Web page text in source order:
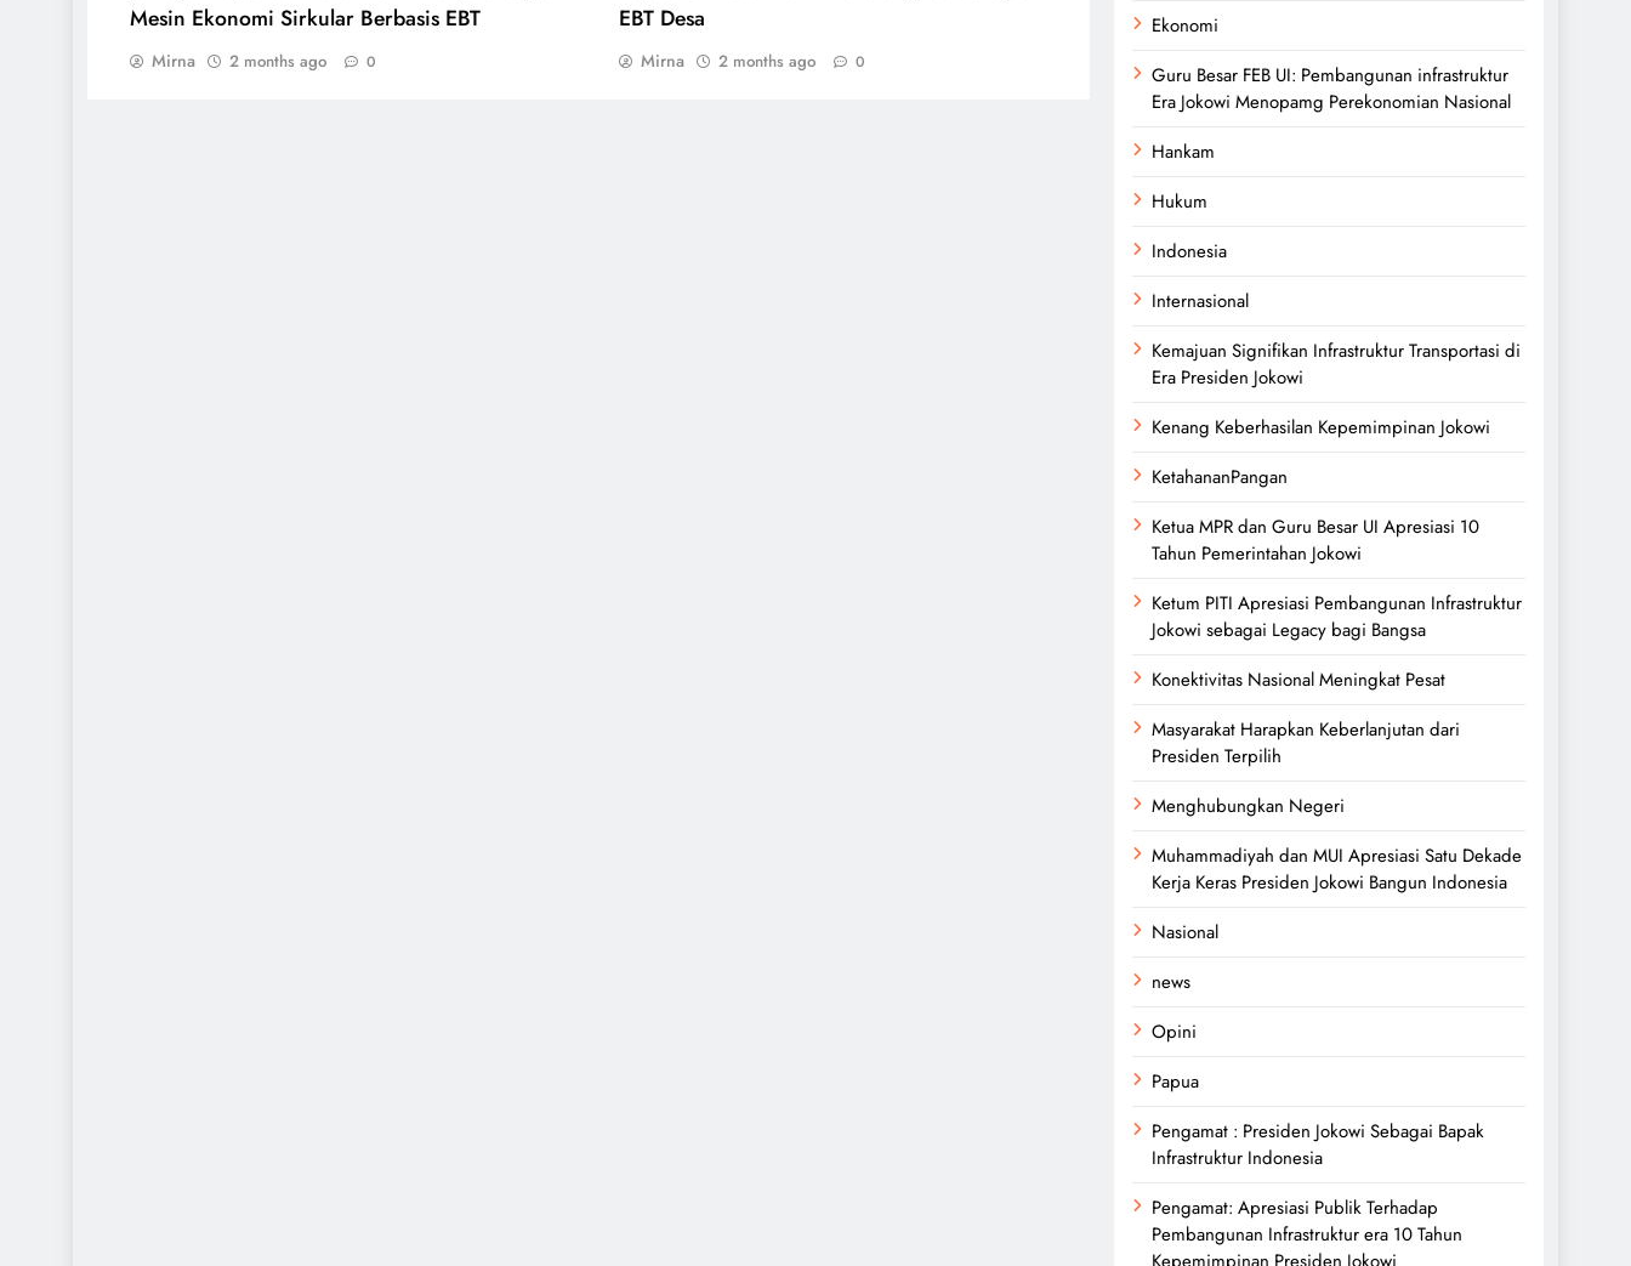
Mesin Ekonomi Sirkular Berbasis EBT
Mirna 2 months ago 0
EBT Desa
Mirna 2 months ago 0
Ekonomi
Guru Besar FEB UI: Pembangunan infrastruktur
Era Jokowi Menopamg Perekonomian Nasional
Hankam
Hukum
Indonesia
Internasional
Kemajuan Signifikan Infrastruktur Transportasi di
Era Presiden Jokowi
Kenang Keberhasilan Kepemimpinan Jokowi
KetahananPangan
Ketua MPR dan Guru Besar UI Apresiasi 10
Tahun Pemerintahan Jokowi
Ketum PITI Apresiasi Pembangunan Infrastruktur
Jokowi sebagai Legacy bagi Bangsa
Konektivitas Nasional Meningkat Pesat
Masyarakat Harapkan Keberlanjutan dari
Presiden Terpilih
Menghubungkan Negeri
Muhammadiyah dan MUI Apresiasi Satu Dekade
Kerja Keras Presiden Jokowi Bangun Indonesia
Nasional
news
Opini
Papua
Pengamat : Presiden Jokowi Sebagai Bapak
Infrastruktur Indonesia
Pengamat: Apresiasi Publik Terhadap
Pembangunan Infrastruktur era 10 Tahun